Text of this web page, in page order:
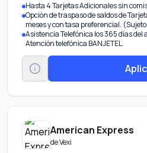
Hasta 4 Tarjetas Adicionales sin
Opción de traspaso de saldos de
meses y con tasa preferencial.
Asistencia Telefónica los 365 días del
Atención telefónica BANJETEL.
American Express
deVexi